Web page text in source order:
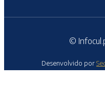
©
Desenvolvido por